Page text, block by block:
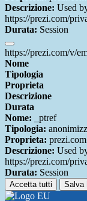
Descrizione: Used
https://prezi.com/
Durata: Session
https://prezi.com/v/
Nome
Tipologia
Proprieta
Descrizione
Durata
Nome: _ptref
Tipologia:
Proprieta: prezi.com
Descrizione: Used
https://prezi.com/
Durata: Session
Accetta tutti Salva